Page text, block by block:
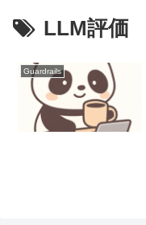
LLM評価
Guardrails